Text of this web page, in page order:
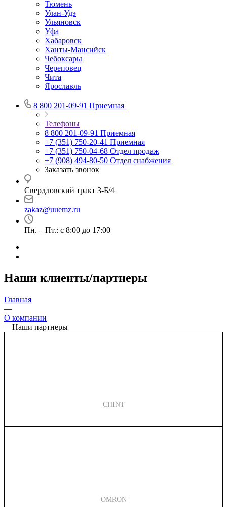
Тюмень
Улан-Удэ
Ульяновск
Уфа
Хабаровск
Ханты-Мансийск
Чебоксары
Череповец
Чита
Ярославль
8 800 201-09-91 Приемная
Телефоны
8 800 201-09-91 Приемная
+7 (351) 750-20-41 Приемная
+7 (351) 750-04-68 Отдел продаж
+7 (908) 494-80-50 Отдел снабжения
Заказать звонок
Свердловский тракт 3-Б/4
zakaz@uuemz.ru
Пн. – Пт.: с 8:00 до 17:00
Наши клиенты/партнеры
Главная
—
О компании
—Наши партнеры
CHINT
OMRON